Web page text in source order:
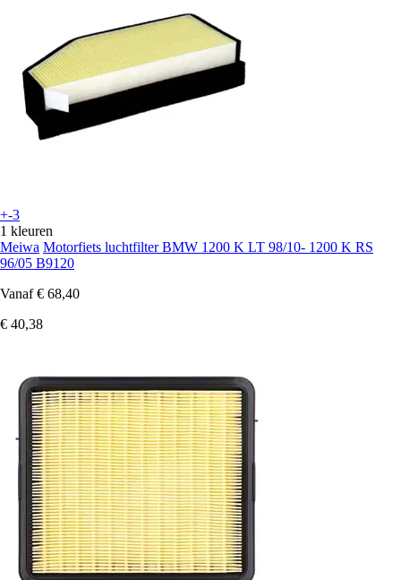
+-3
1 kleuren
Meiwa Motorfiets luchtfilter BMW 1200 K LT 98/10- 1200 K RS
96/05 B9120
Vanaf € 68,40
€ 40,38